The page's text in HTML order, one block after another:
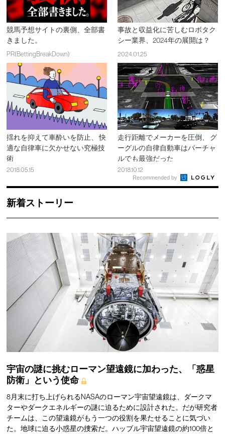
競馬予想サイトの裏側、全部書
きました。
PR(BettingBreakDown)
事故と収益化に苦しむロボタク
シー業界、2024年の展開は？
2024.01.25
揺れを抑えて車酔いを防止、 快
適な自律車に欠かせない究極技
術
2018.05.15
走行距離でメーカーを圧倒、 グ
ーグルの自律自動車はバーチャ
ルでも最強だった
2018.10.12
Recommended by
新着ストーリー
宇宙の謎に挑むローマン望遠鏡に加わった、「惑星
防衛」という使命
8月末に打ち上げられるNASAのローマン宇宙望遠鏡は、ダークマ
ターやダークエネルギーの謎に迫るために設計された。だが研究者
チームは、この望遠鏡がもう一つの役割を果たせることに気づい
た。地球に迫る小惑星の捜索だ。ハッブル宇宙望遠鏡の約100倍と